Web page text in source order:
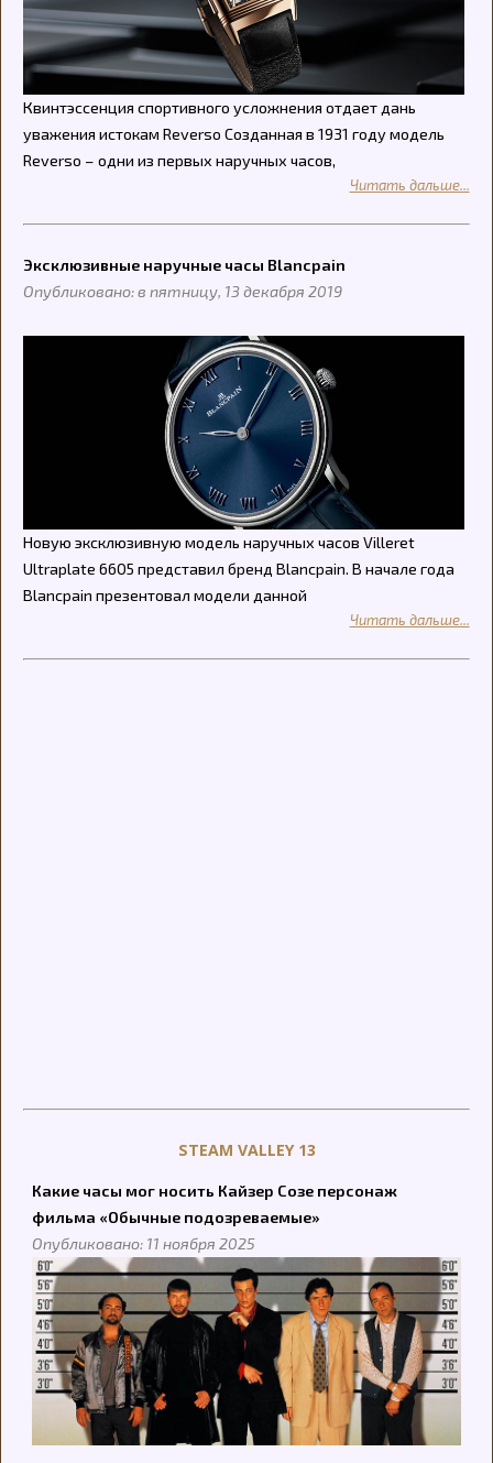
Квинтэссенция спортивного усложнения отдает дань
уважения истокам Reverso Созданная в 1931 году модель
Reverso – одни из первых наручных часов,
Читать дальше...
Эксклюзивные наручные часы Blancpain
Опубликовано: в пятницу, 13 декабря 2019
Новую эксклюзивную модель наручных часов Villeret
Ultraplate 6605 представил бренд Blancpain. В начале года
Blancpain презентовал модели данной
Читать дальше...
STEAM VALLEY 13
Какие часы мог носить Кайзер Созе персонаж
фильма «Обычные подозреваемые»
Опубликовано: 11 ноября 2025